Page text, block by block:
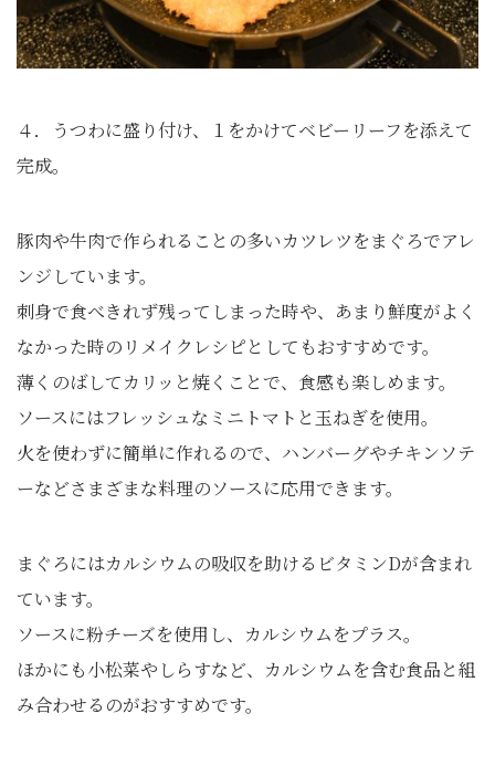
４．うつわに盛り付け、１をかけてベビーリーフを添えて
完成。
豚肉や牛肉で作られることの多いカツレツをまぐろでアレ
ンジしています。
刺身で食べきれず残ってしまった時や、あまり鮮度がよく
なかった時のリメイクレシピとしてもおすすめです。
薄くのばしてカリッと焼くことで、食感も楽しめます。
ソースにはフレッシュなミニトマトと玉ねぎを使用。
火を使わずに簡単に作れるので、ハンバーグやチキンソテ
ーなどさまざまな料理のソースに応用できます。
まぐろにはカルシウムの吸収を助けるビタミンDが含まれ
ています。
ソースに粉チーズを使用し、カルシウムをプラス。
ほかにも小松菜やしらすなど、カルシウムを含む食品と組
み合わせるのがおすすめです。